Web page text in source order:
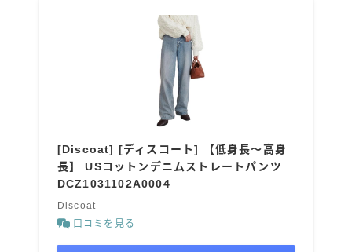
[Discoat] [ディスコート] 【低身長～高身
長】 USコットンデニムストレートパンツ
DCZ1031102A0004
Discoat
口コミを見る